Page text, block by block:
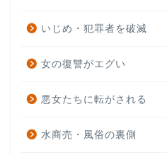
いじめ・犯罪者を破滅
女の復讐がエグい
悪女たちに転がされる
水商売・風俗の裏側